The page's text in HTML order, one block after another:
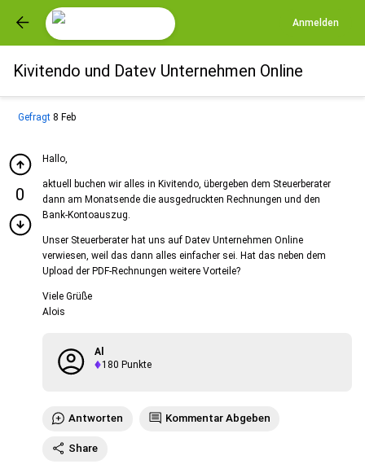
Anmelden
Kivitendo und Datev Unternehmen Online
Gefragt 8 Feb
0
Hallo,
aktuell buchen wir alles in Kivitendo, übergeben dem Steuerberater
dann am Monatsende die ausgedruckten Rechnungen und den
Bank-Kontoauszug.
Unser Steuerberater hat uns auf Datev Unternehmen Online
verwiesen, weil das dann alles einfacher sei. Hat das neben dem
Upload der PDF-Rechnungen weitere Vorteile?
Viele Grüße
Alois
Al
180 Punkte
Antworten Kommentar Abgeben
Share